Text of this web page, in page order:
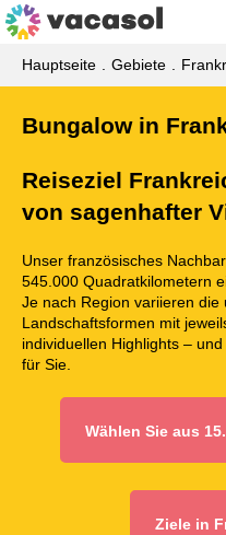
Hauptseite Gebiete
Bungalow in
Reiseziel
von sagenhafter
Unser französisches
545.000 Quadratkilometern
Je nach Region variieren die
Landschaftsformen mit
individuellen Highlights –
für Sie.
Wählen Sie aus
Ziele in